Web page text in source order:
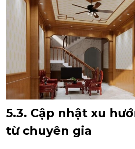
5.3. Cập nhật xu
từ chuyên gia